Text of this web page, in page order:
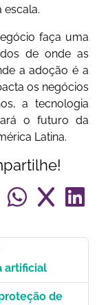
escala.
faça uma
de onde as
a adoção é a
os negócios
a tecnologia
o futuro da
Latina.
artificial
de